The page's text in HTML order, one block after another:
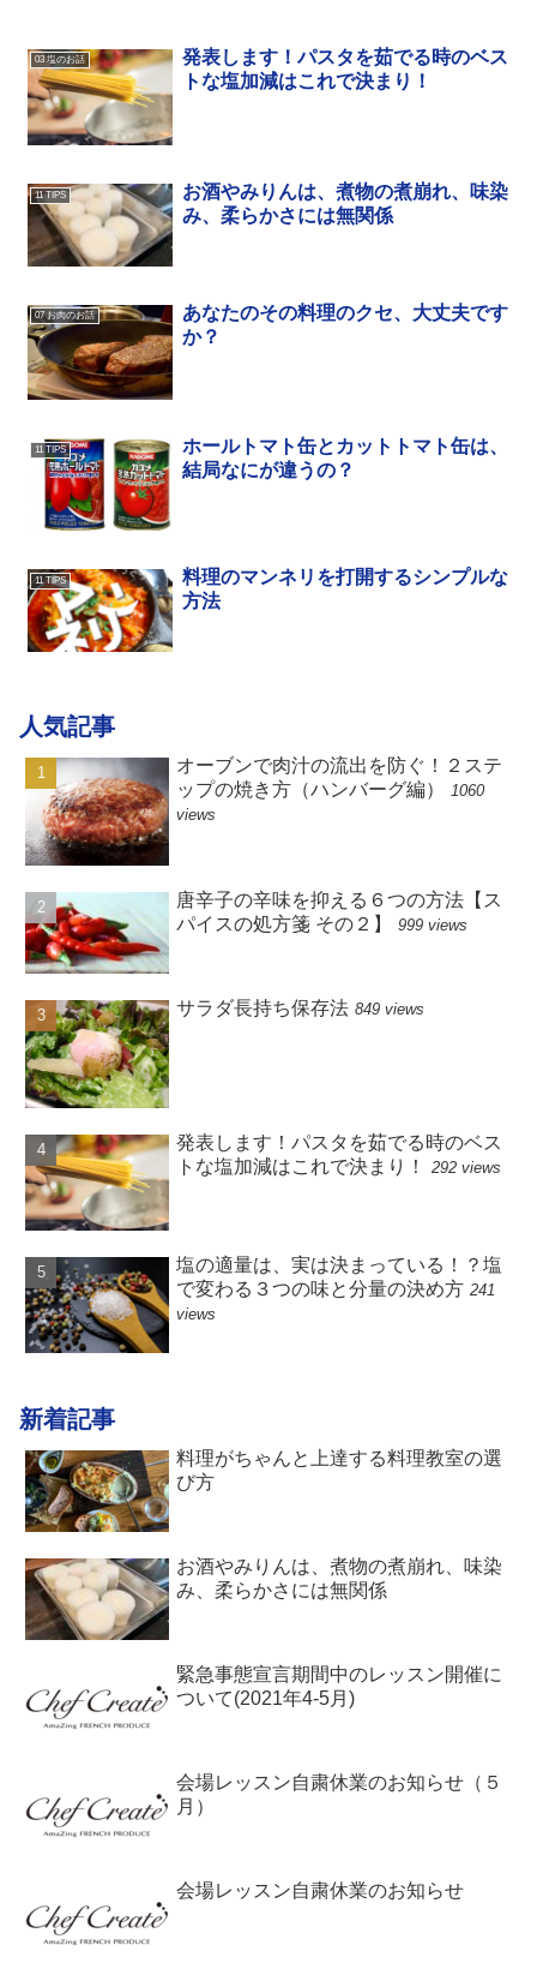
03 塩のお話
発表します！パスタを茹でる時のベス
トな塩加減はこれで決まり！
11 TIPS
お酒やみりんは、煮物の煮崩れ、味染
み、柔らかさには無関係
07 お肉のお話
あなたのその料理のクセ、大丈夫です
か？
11 TIPS
ホールトマト缶とカットトマト缶は、
結局なにが違うの？
11 TIPS
料理のマンネリを打開するシンプルな
方法
人気記事
オーブンで肉汁の流出を防ぐ！２ステ
ップの焼き方（ハンバーグ編）
1060
views
唐辛子の辛味を抑える６つの方法【ス
パイスの処方箋 その２】
999 views
サラダ長持ち保存法 849 views
発表します！パスタを茹でる時のベス
トな塩加減はこれで決まり！
292 views
塩の適量は、実は決まっている！？塩
で変わる３つの味と分量の決め方 241
views
新着記事
料理がちゃんと上達する料理教室の選
び方
お酒やみりんは、煮物の煮崩れ、味染
み、柔らかさには無関係
緊急事態宣言期間中のレッスン開催に
ついて(2021年4-5月)
会場レッスン自粛休業のお知らせ（５
月）
会場レッスン自粛休業のお知らせ